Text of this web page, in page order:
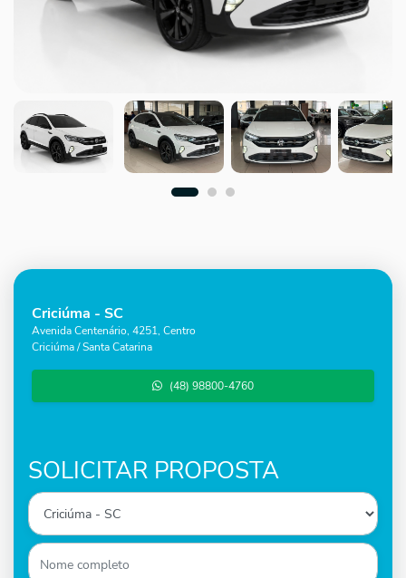
Criciúma - SC
Avenida Centenário, 4251, Centro
Criciúma / Santa Catarina
(48) 98800-4760
SOLICITAR PROPOSTA